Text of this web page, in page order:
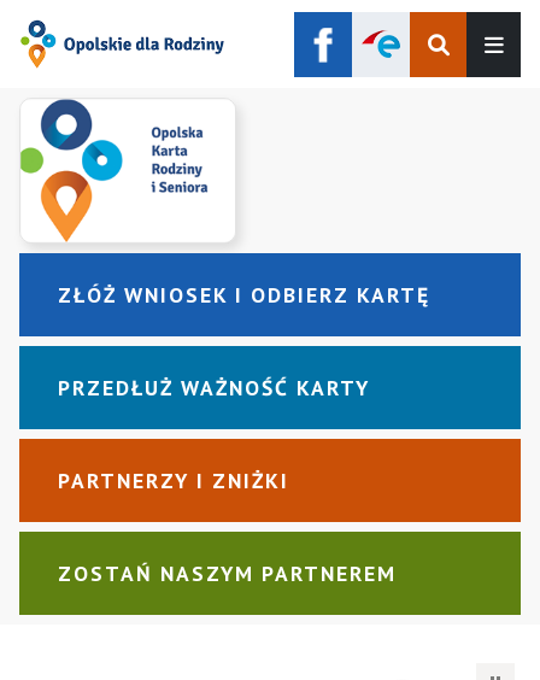
Szukaj
ZŁÓŻ WNIOSEK I ODBIERZ KARTĘ
PRZEDŁUŻ WAŻNOŚĆ KARTY
PARTNERZY I ZNIŻKI
ZOSTAŃ NASZYM PARTNEREM